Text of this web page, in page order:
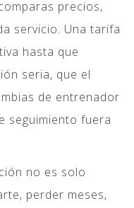
precios,
servicio. Una tarifa
hasta que
seria, que el
de entrenador
seguimiento fuera
no es solo
perder meses,